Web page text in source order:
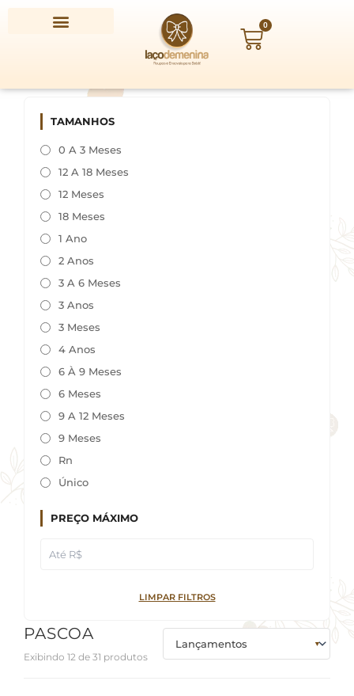
0
Carrinho
TAMANHOS
0 A 3 Meses
12 A 18 Meses
12 Meses
18 Meses
1 Ano
2 Anos
3 A 6 Meses
3 Anos
3 Meses
4 Anos
6 À 9 Meses
6 Meses
9 A 12 Meses
9 Meses
Rn
Único
PREÇO MÁXIMO
LIMPAR FILTROS
PASCOA
Exibindo 12 de 31 produtos